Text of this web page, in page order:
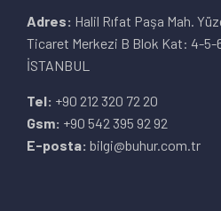
Adres: Halil Rıfat Paşa Mah.
Ticaret Merkezi B Blok Kat: 4-5-
İSTANBUL
Tel: +90 212 320 72 20
Gsm: +90 542 395 92 92
E-posta: bilgi@buhur.com.tr